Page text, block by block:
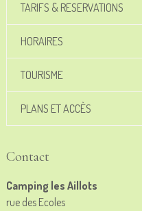
TARIFS & RESERVATIONS
HORAIRES
TOURISME
PLANS ET ACCÈS
Contact
Camping les Aillots
rue des Ecoles